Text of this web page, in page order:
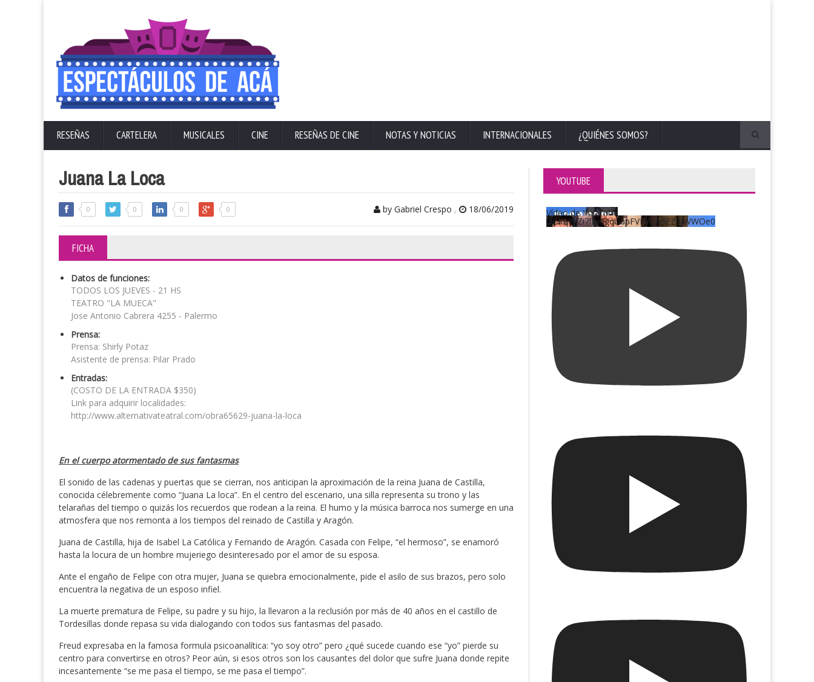
RESEÑAS CARTELERA MUSICALES CINE RESEÑAS DE CINE NOTAS Y NOTICIAS INTERNACIONALES ¿QUIÉNES SOMOS?
Juana La Loca
0 0 0 0 by Gabriel Crespo , 18/06/2019
FICHA
Datos de funciones:
TODOS LOS JUEVES - 21 HS
TEATRO "LA MUECA"
Jose Antonio Cabrera 4255 - Palermo
Prensa:
Prensa: Shirly Potaz
Asistente de prensa: Pilar Prado
Entradas:
(COSTO DE LA ENTRADA $350)
Link para adquirir localidades:
http://www.alternativateatral.com/obra65629-juana-la-loca
En el cuerpo atormentado de sus fantasmas
El sonido de las cadenas y puertas que se cierran, nos anticipan la aproximación de la reina Juana de Castilla,
conocida célebremente como “Juana La loca”. En el centro del escenario, una silla representa su trono y las
telarañas del tiempo o quizás los recuerdos que rodean a la reina. El humo y la música barroca nos sumerge en una
atmosfera que nos remonta a los tiempos del reinado de Castilla y Aragón.
Juana de Castilla, hija de Isabel La Católica y Fernando de Aragón. Casada con Felipe, “el hermoso”, se enamoró
hasta la locura de un hombre mujeriego desinteresado por el amor de su esposa.
Ante el engaño de Felipe con otra mujer, Juana se quiebra emocionalmente, pide el asilo de sus brazos, pero solo
encuentra la negativa de un esposo infiel.
La muerte prematura de Felipe, su padre y su hijo, la llevaron a la reclusión por más de 40 años en el castillo de
Tordesillas donde repasa su vida dialogando con todos sus fantasmas del pasado.
Freud expresaba en la famosa formula psicoanalítica: “yo soy otro” pero ¿qué sucede cuando ese “yo” pierde su
centro para convertirse en otros? Peor aún, si esos otros son los causantes del dolor que sufre Juana donde repite
incesantemente “se me pasa el tiempo, se me pasa el tiempo”.
YOUTUBE
Vídeo de YouTube
UCKqYjiZi7lzy6gqU6pFVFiA_A3EZ9JWWOe0